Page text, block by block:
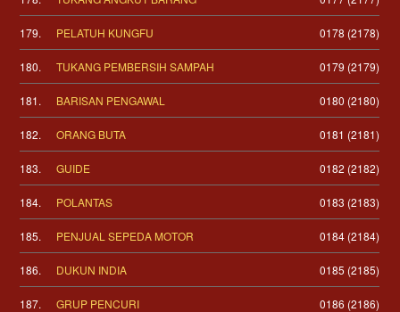
179. PELATUH KUNGFU 0178 (2178)
180. TUKANG PEMBERSIH SAMPAH 0179 (2179)
181. BARISAN PENGAWAL 0180 (2180)
182. ORANG BUTA 0181 (2181)
183. GUIDE 0182 (2182)
184. POLANTAS 0183 (2183)
185. PENJUAL SEPEDA MOTOR 0184 (2184)
186. DUKUN INDIA 0185 (2185)
187. GRUP PENCURI 0186 (2186)